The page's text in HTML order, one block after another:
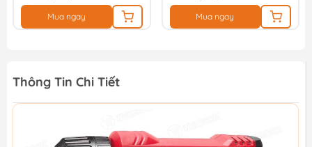
Mua ngay Mua ngay
Thông Tin Chi Tiết